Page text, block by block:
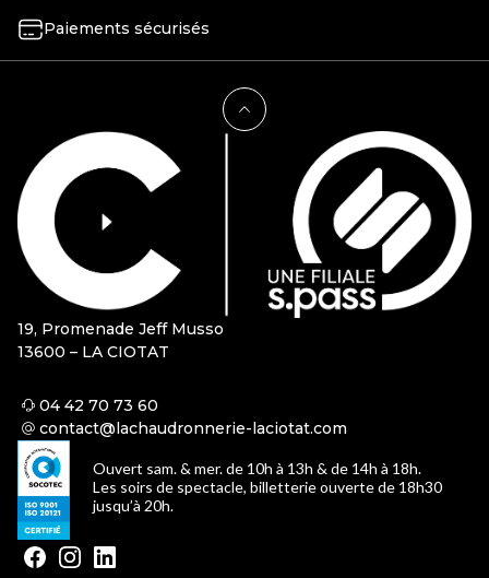
Paiements sécurisés
19, Promenade Jeff Musso
13600 – LA CIOTAT
04 42 70 73 60
contact@lachaudronnerie-laciotat.com
Ouvert sam. & mer. de 10h à 13h & de 14h à 18h.
Les soirs de spectacle, billetterie ouverte de 18h30
jusqu’à 20h.